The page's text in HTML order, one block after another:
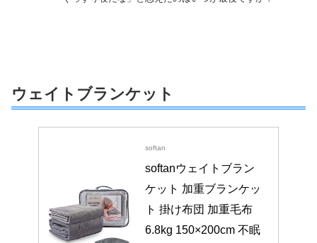
ウェイトブランケット
softan
softanウェイトブラン
ケット 加重ブランケッ
ト 掛け布団 加重毛布
6.8kg 150×200cm 不眠